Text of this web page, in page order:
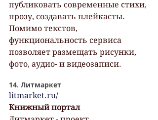
публиковать современные cтихи,
прозу, создавать плейкасты.
Помимо текстов,
функциональность сервиса
позволяет размещать рисунки,
фото, аудио- и видеозаписи.
14. Литмаркет
litmarket.ru/
Книжный портал